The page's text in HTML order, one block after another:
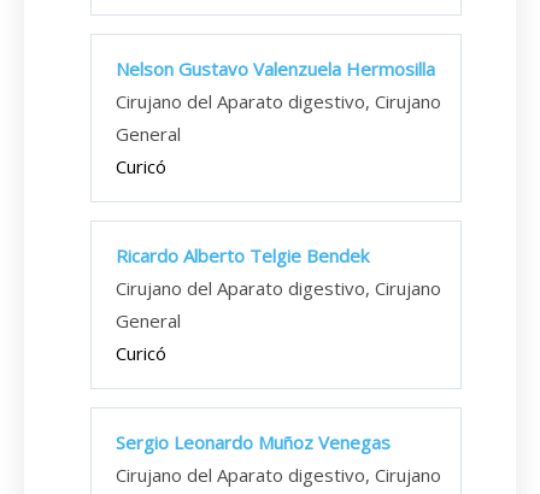
Nelson Gustavo Valenzuela Hermosilla
Cirujano del Aparato digestivo, Cirujano
General
Curicó
Ricardo Alberto Telgie Bendek
Cirujano del Aparato digestivo, Cirujano
General
Curicó
Sergio Leonardo Muñoz Venegas
Cirujano del Aparato digestivo, Cirujano